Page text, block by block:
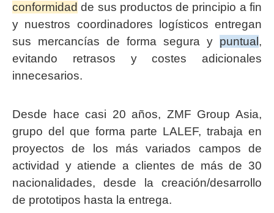
conformidad de sus productos de principio a fin
y nuestros coordinadores logísticos entregan
sus mercancías de forma segura y puntual ,
evitando retrasos y costes adicionales
innecesarios.
Desde hace casi 20 años, ZMF Group Asia,
grupo del que forma parte LALEF, trabaja en
proyectos de los más variados campos de
actividad y atiende a clientes de más de 30
nacionalidades, desde la creación/desarrollo
de prototipos hasta la entrega.